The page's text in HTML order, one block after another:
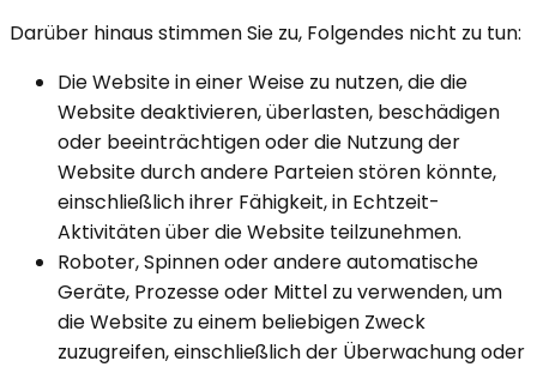
Darüber hinaus stimmen Sie zu, Folgendes nicht zu tun:
Die Website in einer Weise zu nutzen, die die
Website deaktivieren, überlasten, beschädigen
oder beeinträchtigen oder die Nutzung der
Website durch andere Parteien stören könnte,
einschließlich ihrer Fähigkeit, in Echtzeit-
Aktivitäten über die Website teilzunehmen.
Roboter, Spinnen oder andere automatische
Geräte, Prozesse oder Mittel zu verwenden, um
die Website zu einem beliebigen Zweck
zuzugreifen, einschließlich der Überwachung oder